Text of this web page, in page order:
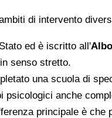
di intervento
ed è iscritto all'
senso stretto.
una scuola di
psicologici anche
principale è